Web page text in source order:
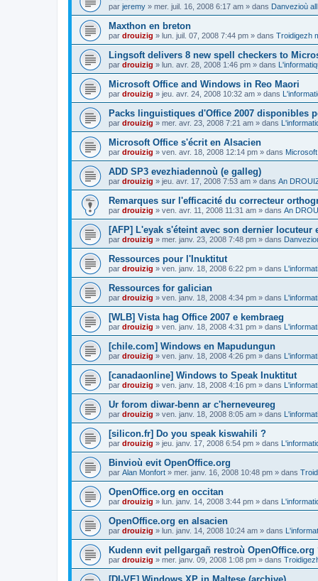
par jeremy » mer. juil. 16, 2008 6:17 am » dans Danvezioù
Maxthon en breton
par drouizig » lun. juil. 07, 2008 7:44 pm » dans Troidigezh
Lingsoft delivers 8 new spell checkers to
par drouizig » lun. avr. 28, 2008 1:46 pm » dans
Microsoft Office and Windows in Reo Maori
par drouizig » jeu. avr. 24, 2008 10:32 am » dans
Packs linguistiques d'Office 2007 disponibles
par drouizig » mer. avr. 23, 2008 7:21 am » dans
Microsoft Office s'écrit en Alsacien
par drouizig » ven. avr. 18, 2008 12:14 pm » dans
ADD SP3 evezhiadennoù (e galleg)
par drouizig » jeu. avr. 17, 2008 7:53 am » dans An
Remarques sur l'efficacité du correcteur
par drouizig » ven. avr. 11, 2008 11:31 am » dans An
[AFP] L'eyak s'éteint avec son dernier locuteur
par drouizig » mer. janv. 23, 2008 7:48 pm » dans
Ressources pour l'Inuktitut
par drouizig » ven. janv. 18, 2008 6:22 pm » dans
Ressources for galician
par drouizig » ven. janv. 18, 2008 4:34 pm » dans
[WLB] Vista hag Office 2007 e kembraeg
par drouizig » ven. janv. 18, 2008 4:31 pm » dans
[chile.com] Windows en Mapudungun
par drouizig » ven. janv. 18, 2008 4:26 pm » dans
[canadaonline] Windows to Speak Inuktitut
par drouizig » ven. janv. 18, 2008 4:16 pm » dans
Ur forom diwar-benn ar c'herneveureg
par drouizig » ven. janv. 18, 2008 8:05 am » dans
[silicon.fr] Do you speak kiswahili ?
par drouizig » jeu. janv. 17, 2008 6:54 pm » dans
Binvioù evit OpenOffice.org
par Alan Monfort » mer. janv. 16, 2008 10:48 pm » dans
OpenOffice.org en occitan
par drouizig » lun. janv. 14, 2008 3:44 pm » dans
OpenOffice.org en alsacien
par drouizig » lun. janv. 14, 2008 10:24 am » dans
Kudenn evit pellgargañ restroù OpenOffice.org
par drouizig » mer. janv. 09, 2008 1:08 pm » dans